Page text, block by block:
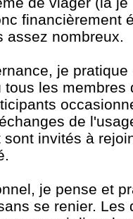
financièrement
assez nombreux.
je
tous les membres
de
invités à
je pense et
se renier.